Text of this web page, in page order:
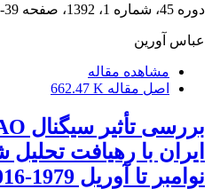
دوره 45، شماره 1، 1392، صفحه 39-52
عباس آورین
مشاهده مقاله
اصل مقاله 662.47 K
ایران با رهیافت
نوامبر تا آوریل 1979-2016